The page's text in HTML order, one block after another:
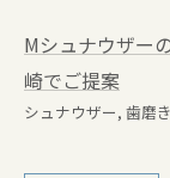
Mシュナウザー
崎でご提案
シュナウザー 歯磨き